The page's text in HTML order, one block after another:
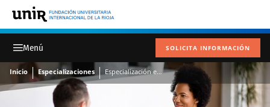
SOLICITA INFORMACIÓN
Inicio Especializaciones Especialización en Dirección Comercial y Ventas